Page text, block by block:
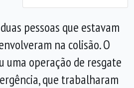
pessoas que estavam
na colisão. O
uma operação de resgate
que trabalharam